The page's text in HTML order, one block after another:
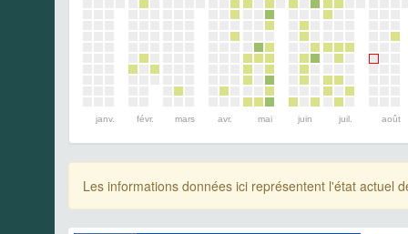
janv. févr. mars avr. mai juin juil. août
Les informations données ici représentent l'état actuel